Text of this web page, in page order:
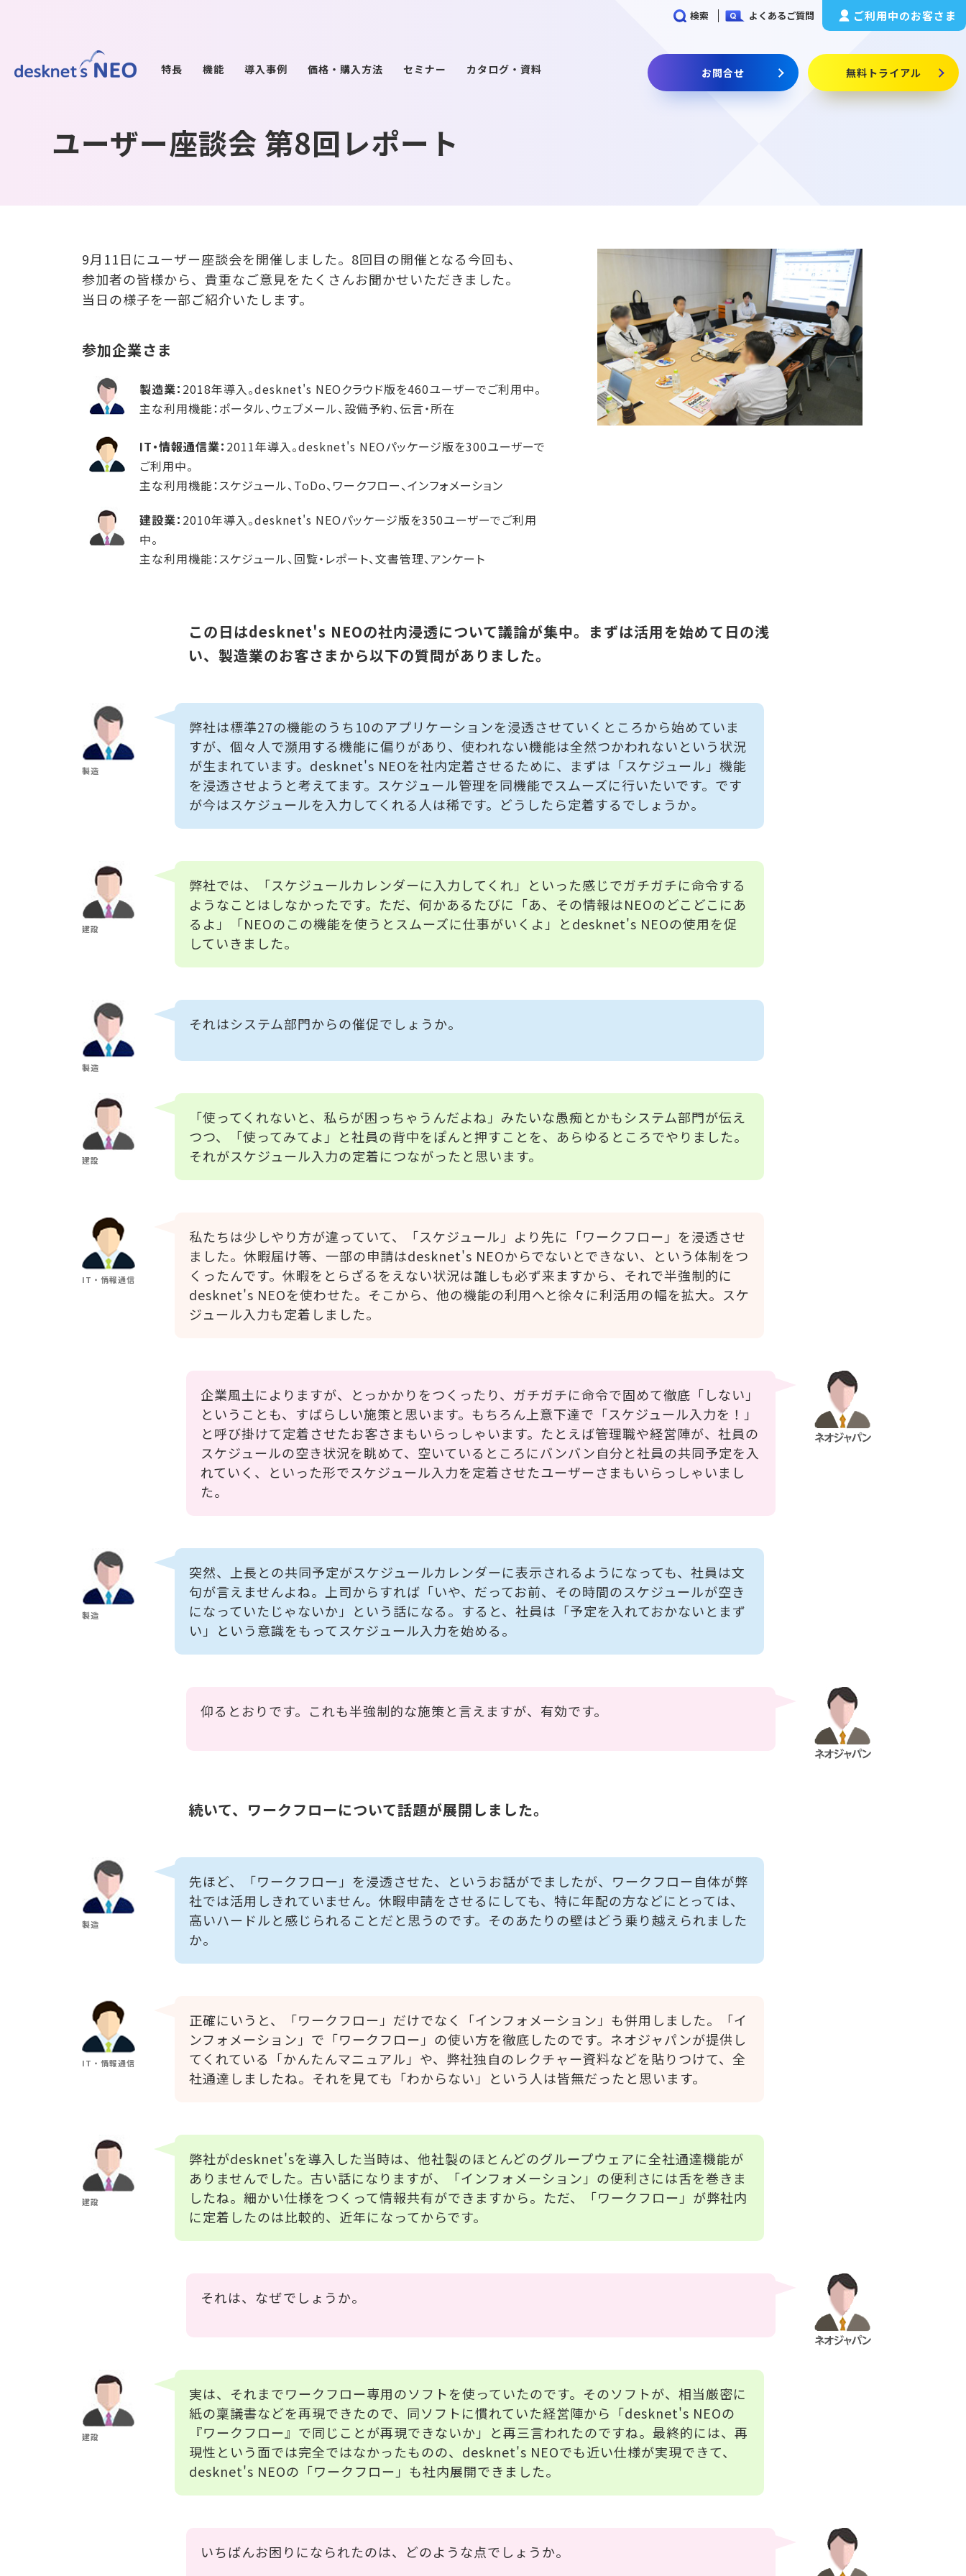
特長 機能 導入事例 価格・購入方法 セミナー カタログ・資料
検索 よくあるご質問 ご利用中のお客さま
お問合せ 無料トライアル
ユーザー座談会 第8回レポート
9月11日にユーザー座談会を開催しました。8回目の開催となる今回も、
参加者の皆様から、貴重なご意見をたくさんお聞かせいただきました。
当日の様子を一部ご紹介いたします。
参加企業さま
製造業： 2018年導入。desknet's NEOクラウド版を460ユーザーでご利用中。
主な利用機能：ポータル、ウェブメール、設備予約、伝言・所在
IT・情報通信業： 2011年導入。desknet's NEOパッケージ版を300ユーザーで
ご利用中。
主な利用機能：スケジュール、ToDo、ワークフロー、インフォメーション
建設業： 2010年導入。desknet's NEOパッケージ版を350ユーザーでご利用
中。
主な利用機能：スケジュール、回覧・レポート、文書管理、アンケート
この日はdesknet's NEOの社内浸透について議論が集中。まずは活用を始めて日の浅
い、製造業のお客さまから以下の質問がありました。
製造
弊社は標準27の機能のうち10のアプリケーションを浸透させていくところから始めていま
すが、個々人で瀕用する機能に偏りがあり、使われない機能は全然つかわれないという状況
が生まれています。desknet's NEOを社内定着させるために、まずは「スケジュール」機能
を浸透させようと考えてます。スケジュール管理を同機能でスムーズに行いたいです。です
が今はスケジュールを入力してくれる人は稀です。どうしたら定着するでしょうか。
建設
弊社では、「スケジュールカレンダーに入力してくれ」といった感じでガチガチに命令する
ようなことはしなかったです。ただ、何かあるたびに「あ、その情報はNEOのどこどこにあ
るよ」「NEOのこの機能を使うとスムーズに仕事がいくよ」とdesknet's NEOの使用を促
していきました。
製造
それはシステム部門からの催促でしょうか。
建設
「使ってくれないと、私らが困っちゃうんだよね」みたいな愚痴とかもシステム部門が伝え
つつ、「使ってみてよ」と社員の背中をぽんと押すことを、あらゆるところでやりました。
それがスケジュール入力の定着につながったと思います。
IT・情報通信
私たちは少しやり方が違っていて、「スケジュール」より先に「ワークフロー」を浸透させ
ました。休暇届け等、一部の申請はdesknet's NEOからでないとできない、という体制をつ
くったんです。休暇をとらざるをえない状況は誰しも必ず来ますから、それで半強制的に
desknet's NEOを使わせた。そこから、他の機能の利用へと徐々に利活用の幅を拡大。スケ
ジュール入力も定着しました。
企業風土によりますが、とっかかりをつくったり、ガチガチに命令で固めて徹底「しない」
ということも、すばらしい施策と思います。もちろん上意下達で「スケジュール入力を！」
と呼び掛けて定着させたお客さまもいらっしゃいます。たとえば管理職や経営陣が、社員の
スケジュールの空き状況を眺めて、空いているところにバンバン自分と社員の共同予定を入
れていく、といった形でスケジュール入力を定着させたユーザーさまもいらっしゃいまし
た。
製造
突然、上長との共同予定がスケジュールカレンダーに表示されるようになっても、社員は文
句が言えませんよね。上司からすれば「いや、だってお前、その時間のスケジュールが空き
になっていたじゃないか」という話になる。すると、社員は「予定を入れておかないとまず
い」という意識をもってスケジュール入力を始める。
仰るとおりです。これも半強制的な施策と言えますが、有効です。
続いて、ワークフローについて話題が展開しました。
製造
先ほど、「ワークフロー」を浸透させた、というお話がでましたが、ワークフロー自体が弊
社では活用しきれていません。休暇申請をさせるにしても、特に年配の方などにとっては、
高いハードルと感じられることだと思うのです。そのあたりの壁はどう乗り越えられました
か。
IT・情報通信
正確にいうと、「ワークフロー」だけでなく「インフォメーション」も併用しました。「イ
ンフォメーション」で「ワークフロー」の使い方を徹底したのです。ネオジャパンが提供し
てくれている「かんたんマニュアル」や、弊社独自のレクチャー資料などを貼りつけて、全
社通達しましたね。それを見ても「わからない」という人は皆無だったと思います。
建設
弊社がdesknet'sを導入した当時は、他社製のほとんどのグループウェアに全社通達機能が
ありませんでした。古い話になりますが、「インフォメーション」の便利さには舌を巻きま
したね。細かい仕様をつくって情報共有ができますから。ただ、「ワークフロー」が弊社内
に定着したのは比較的、近年になってからです。
それは、なぜでしょうか。
建設
実は、それまでワークフロー専用のソフトを使っていたのです。そのソフトが、相当厳密に
紙の稟議書などを再現できたので、同ソフトに慣れていた経営陣から「desknet's NEOの
『ワークフロー』で同じことが再現できないか」と再三言われたのですね。最終的には、再
現性という面では完全ではなかったものの、desknet's NEOでも近い仕様が実現できて、
desknet's NEOの「ワークフロー」も社内展開できました。
いちばんお困りになられたのは、どのような点でしょうか。